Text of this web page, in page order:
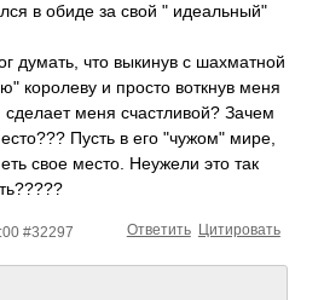
в обиде за свой " идеальный"
думать, что выкинув с шахматной
королеву и просто воткнув меня
сделает меня счастливой? Зачем
Пусть в его "чужом" мире,
свое место. Неужели это так
#32297 Цитировать
Ответить